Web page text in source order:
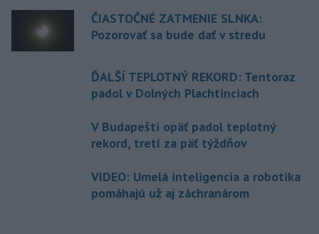
ČIASTOČNÉ ZATMENIE SLNKA:
Pozorovať sa bude dať v stredu
ĎALŠÍ TEPLOTNÝ REKORD: Tentoraz
padol v Dolných Plachtinciach
V Budapešti opäť padol teplotný
rekord, tretí za päť týždňov
VIDEO: Umelá inteligencia a robotika
pomáhajú už aj záchranárom